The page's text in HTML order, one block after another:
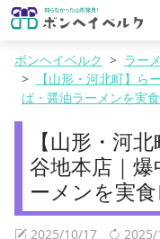
ボンヘイベルク
ラー
【山形・河北町】ら
ば・醤油ラーメンを実
【山形・河
谷地本店｜
ーメンを実
2025/10/17